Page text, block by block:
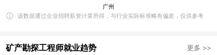
该数据通过企业招聘薪资计算所得，与行业实际标准略有偏差，仅供参考
矿产勘探工程师就业趋势 更多 >>